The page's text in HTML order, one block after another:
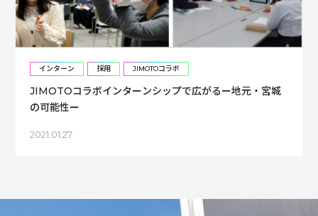
インターン 採用 JIMOTOコラボ
JIMOTOコラボインターンシップで広がるー地元・宮城
の可能性ー
2021.01.27